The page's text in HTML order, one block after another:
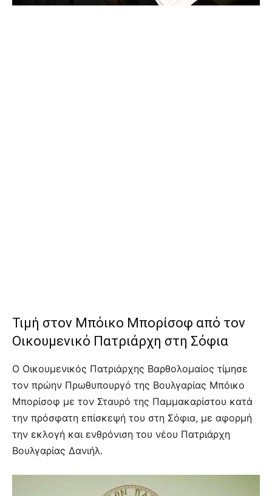
Τιμή στον Μπόικο Μπορίσοφ από τον
Οικουμενικό Πατριάρχη στη Σόφια
Ο Οικουμενικός Πατριάρχης Βαρθολομαίος τίμησε
τον πρώην Πρωθυπουργό της Βουλγαρίας Μπόικο
Μπορίσοφ με τον Σταυρό της Παμμακαρίστου κατά
την πρόσφατη επίσκεψή του στη Σόφια, με αφορμή
την εκλογή και ενθρόνιση του νέου Πατριάρχη
Βουλγαρίας Δανιήλ.